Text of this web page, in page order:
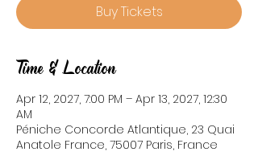
Buy Tickets
Time & Location
Apr 12, 2027, 7:00 PM – Apr 13, 2027, 12:30
AM
Péniche Concorde Atlantique, 23 Quai
Anatole France, 75007 Paris, France